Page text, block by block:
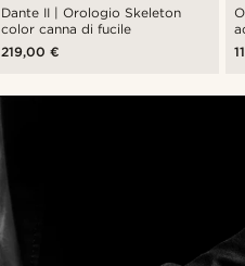
Dante II | Orologio Skeleton
color canna di fucile
219,00 €